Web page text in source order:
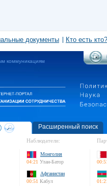
документы Кто есть кто?
коммуникациям
Расширенный поиск
Наблюдатели:
Монголия
04:21 Улан-Батор
Афганистан
00:51 Кабул